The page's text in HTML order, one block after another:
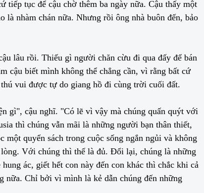
tục để cậu chờ thêm ba ngày nữa. Cậu thấy một
nhàm chán nữa. Nhưng rồi ông nhà buôn đến, bảo
lâu rồi. Thiếu gì người chăn cừu đi qua đấy để bán
cậu biết mình không thể chẳng cần, vì rằng bất cứ
vui được tự do giang hồ đi cùng trời cuối đất.
gì", cậu nghĩ. "Có lẽ vì vậy mà chúng quấn quýt với
thì chúng vẫn mãi là những người bạn thân thiết,
quyển sách trong cuộc sống ngắn ngủi và không
Với chúng thì thế là đủ. Đổi lại, chúng là những
ác, giết hết con này đến con khác thì chắc khi cả
nữa. Chỉ bởi vì mình là kẻ dẫn chúng đến những